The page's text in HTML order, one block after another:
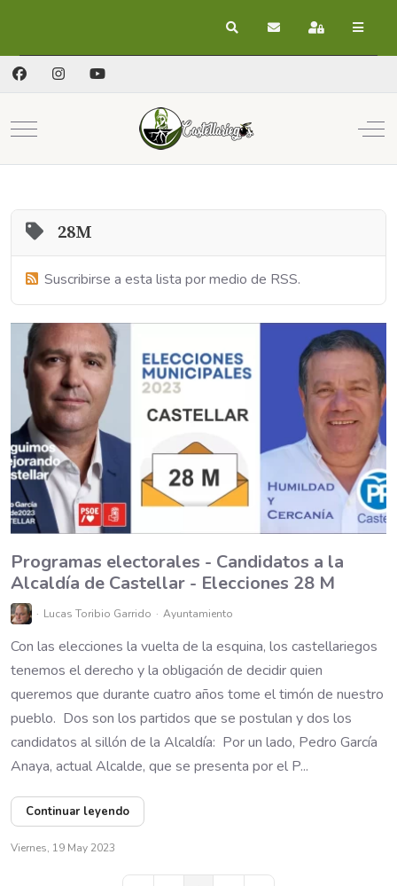
BuscarSuscribirse a las
Registrarse
Mobile Menu Toggle
28M
Suscribirse a esta lista por medio de RSS.
Programas electorales - Candidatos a la
Alcaldía de Castellar - Elecciones 28 M
Lucas Toribio Garrido Ayuntamiento
Con las elecciones la vuelta de la esquina, los castellariegos
tenemos el derecho y la obligación de decidir quien
queremos que durante cuatro años tome el timón de nuestro
pueblo. Dos son los partidos que se postulan y dos los
candidatos al sillón de la Alcaldía: Por un lado, Pedro García
Anaya, actual Alcalde, que se presenta por el P...
Continuar leyendo
Viernes, 19 May 2023